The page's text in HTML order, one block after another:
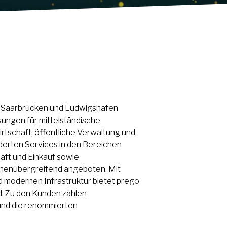
und Ludwigshafen
für mittelständische
öffentliche Verwaltung und
Services in den Bereichen
und Einkauf sowie
angeboten. Mit
modernen Infrastruktur bietet prego
Zu den Kunden zählen
die renommierten